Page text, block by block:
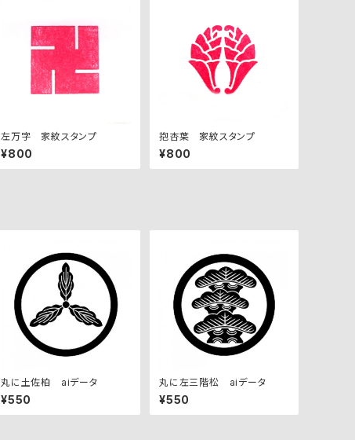
左万字 家紋スタンプ
¥800
抱杏葉 家紋スタンプ
¥800
丸に土佐柏 aiデータ
¥550
丸に左三階松 aiデータ
¥550